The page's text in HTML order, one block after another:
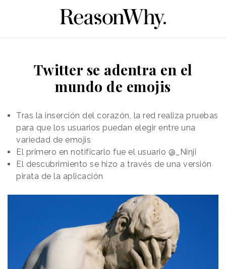
Twitter se adentra en el
mundo de emojis
Tras la inserción del corazón, la red realiza pruebas
para que los usuarios puedan elegir entre una
variedad de emojis
El primero en notificarlo fue el usuario @_Ninji
El descubrimiento se hizo a través de una versión
pirata de la aplicación